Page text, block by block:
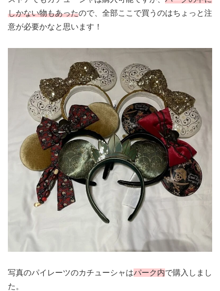
しかない物もあったので、全部ここで買うのはちょっと注
意が必要かなと思います！
写真のパイレーツのカチューシャはパーク内で購入しまし
た。